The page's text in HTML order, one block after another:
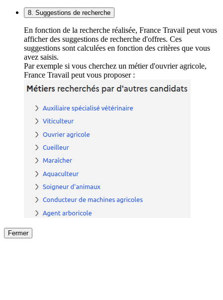
8. Suggestions de recherche
En fonction de la recherche réalisée, France Travail peut vous
afficher des suggestions de recherche d'offres. Ces
suggestions sont calculées en fonction des critères que vous
avez saisis.
Par exemple si vous cherchez un métier d'ouvrier agricole,
France Travail peut vous proposer :
Fermer